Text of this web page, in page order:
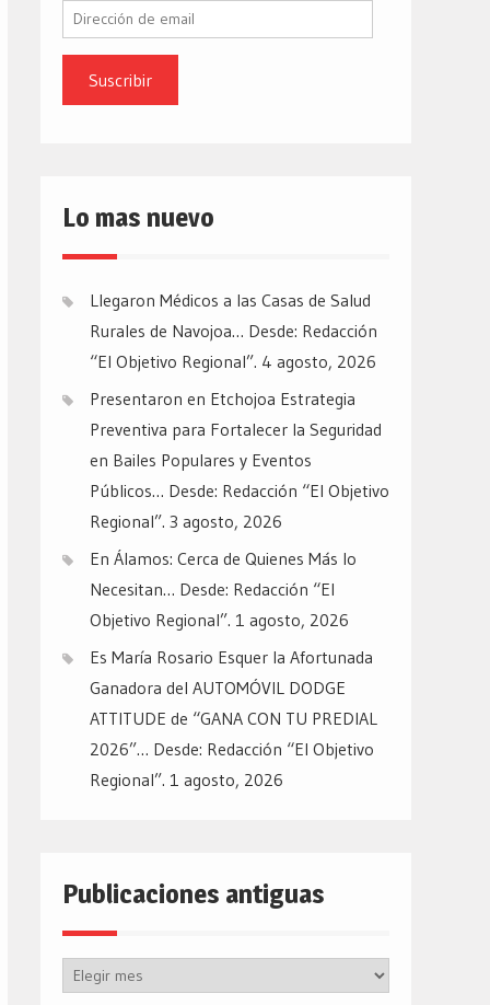
Dirección
email
Lo mas nuevo
Llegaron Médicos a las Casas de Salud
Rurales de Navojoa… Desde: Redacción
“El Objetivo Regional”. 4 agosto, 2026
Presentaron en Etchojoa Estrategia
Preventiva para Fortalecer la Seguridad
en Bailes Populares y Eventos
Públicos… Desde: Redacción “El Objetivo
Regional”. 3 agosto, 2026
En Álamos: Cerca de Quienes Más lo
Necesitan… Desde: Redacción “El
Objetivo Regional”. 1 agosto, 2026
Es María Rosario Esquer la Afortunada
Ganadora del AUTOMÓVIL DODGE
ATTITUDE de “GANA CON TU PREDIAL
2026”… Desde: Redacción “El Objetivo
Regional”. 1 agosto, 2026
Publicaciones antiguas
Publicaciones